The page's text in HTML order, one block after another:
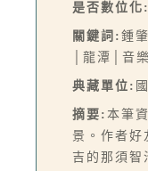
是否數位化:
關鍵詞: 鍾
│龍潭│音
典藏單位:
摘要: 本筆
景。作者好
吉的那須智